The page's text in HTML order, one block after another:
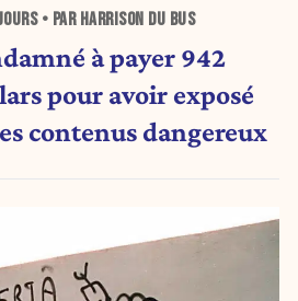
• PAR HARRISON DU BUS
à payer 942
pour avoir exposé
contenus dangereux